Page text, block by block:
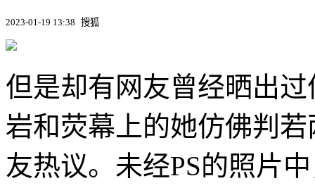
2023-01-19 13:38 搜狐
但是却有网友曾经晒出
岩和荧幕上的她仿佛判
友热议。未经PS的照片